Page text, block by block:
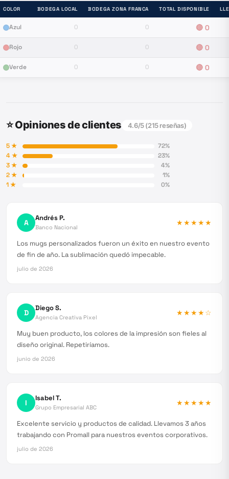
COLOR BODEGA LOCAL BODEGA ZONA FRANCA TOTAL DISPONIBLE
Azul 0 0 🔴 0
Rojo 0 0 🔴 0
Verde 0 0 🔴 0
⭐ Opiniones de clientes 4.6/5 (215reseñas)
5★ 72%
4★ 23%
3★ 4%
2★ 1%
1★ 0%
A Andrés P.
Banco Nacional
★★★★★
Los mugs personalizados fueron un éxito en nuestro evento
de fin de año. La sublimación quedó impecable.
julio de 2026
D Diego S.
Agencia Creativa Pixel
★★★★☆
Muy buen producto, los colores de la impresión son fieles al
diseño original. Repetiríamos.
junio de 2026
I Isabel T.
Grupo Empresarial ABC
★★★★★
Excelente servicio y productos de calidad. Llevamos 3 años
trabajando con Promall para nuestros eventos corporativos.
julio de 2026